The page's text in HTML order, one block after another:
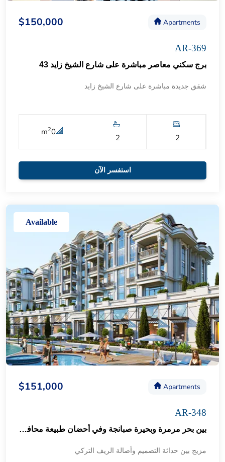
Apartments
$150,000
AR-369
برج سكني معاصر مباشرة على شارع الشيخ زايد 43
شقق جديدة مباشرة على شارع الشيخ زايد
2
2
0
m2
استفسر الآن
Available
Apartments
$151,000
AR-348
بين بحر مرمرة وبحيرة صبانجة وفي أحضان طبيعة محافظة كوجالي ..مشروع رائع بتشطيبات متميزة 87
مزيج بين حداثة التصميم وأصالة الريف التركي